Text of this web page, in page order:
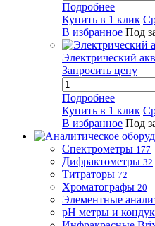
Подробнее
Купить в 1 клик
В избранное Под
Электрический
Запросить цену
Подробнее
Купить в 1 клик
В избранное Под
Спектрометры 177
Дифрактометры 32
Титраторы 72
Хроматографы 20
Элементные
pH метры и